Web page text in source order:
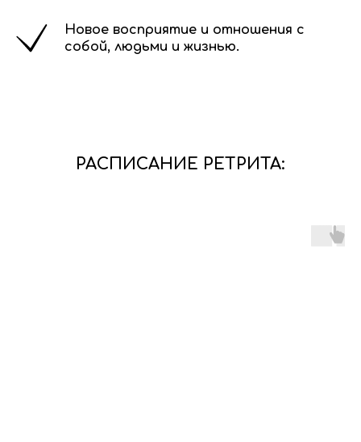
Новое восприятие и отношения с
собой, людьми и жизнью.
РАСПИСАНИЕ РЕТРИТА: